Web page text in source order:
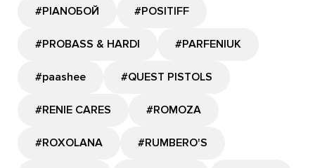
#PIANOБОЙ #POSITIFF
#PROBASS & HARDI #PARFENIUK
#paashee #QUEST PISTOLS
#RENIE CARES #ROMOZA
#ROXOLANA #RUMBERO'S